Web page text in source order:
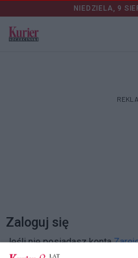
NIEDZIELA, 9
Zaloguj się
Jeśli nie posiadasz konta